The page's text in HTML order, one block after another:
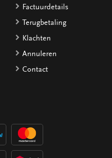
Factuurdetails
Terugbetaling
Klachten
Annuleren
Contact